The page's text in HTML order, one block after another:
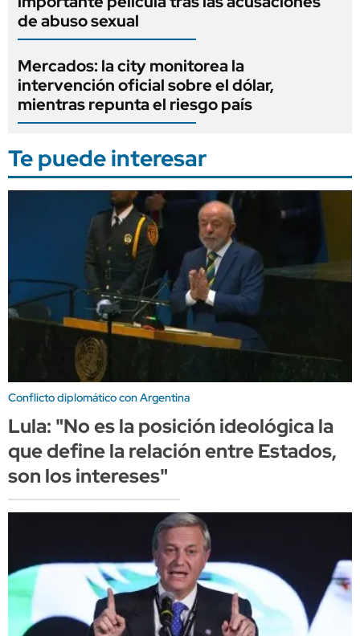
de abuso sexual
Mercados: la city monitorea la
intervención oficial sobre el dólar,
mientras repunta el riesgo país
Te puede interesar
Conflicto diplomático con Argentina
Lula: "No es la posición ideológica la
que define la relación entre Estados,
son los intereses"